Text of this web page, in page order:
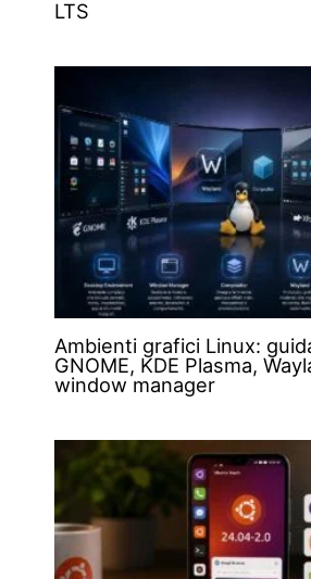
LTS
Ambienti grafici Linux:
GNOME, KDE Plasma,
window manager